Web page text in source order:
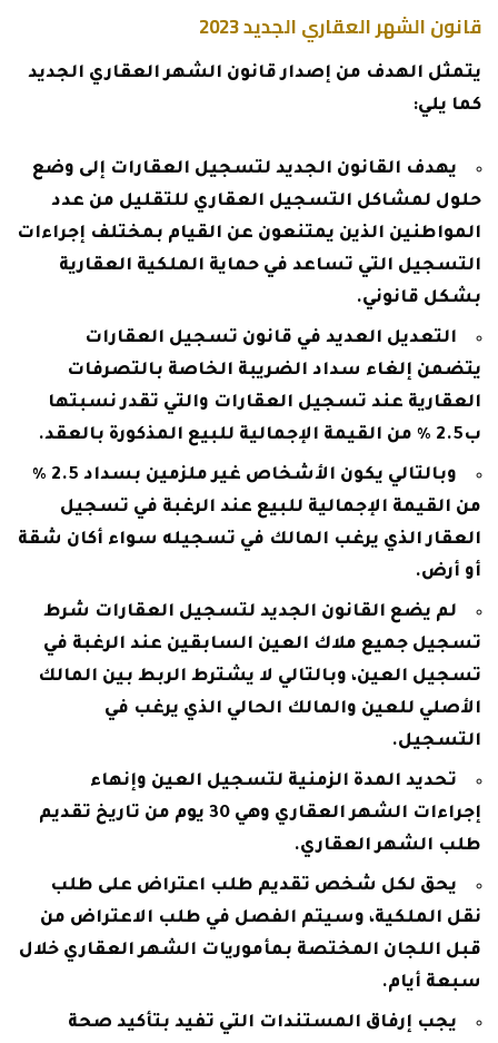
قانون الشهر العقاري الجديد 2023
يتمثل الهدف من إصدار قانون الشهر العقاري الجديد
كما يلي:
يهدف القانون الجديد لتسجيل العقارات إلى وضع
حلول لمشاكل التسجيل العقاري للتقليل من عدد
المواطنين الذين يمتنعون عن القيام بمختلف إجراءات
التسجيل التي تساعد في حماية الملكية العقارية
بشكل قانوني.
التعديل العديد في قانون تسجيل العقارات
يتضمن إلغاء سداد الضريبة الخاصة بالتصرفات
العقارية عند تسجيل العقارات والتي تقدر نسبتها
ب2.5 % من القيمة الإجمالية للبيع المذكورة بالعقد.
وبالتالي يكون الأشخاص غير ملزمين بسداد 2.5 %
من القيمة الإجمالية للبيع عند الرغبة في تسجيل
العقار الذي يرغب المالك في تسجيله سواء أكان شقة
أو أرض.
لم يضع القانون الجديد لتسجيل العقارات شرط
تسجيل جميع ملاك العين السابقين عند الرغبة في
تسجيل العين، وبالتالي لا يشترط الربط بين المالك
الأصلي للعين والمالك الحالي الذي يرغب في
التسجيل.
تحديد المدة الزمنية لتسجيل العين وإنهاء
إجراءات الشهر العقاري وهي 30 يوم من تاريخ تقديم
طلب الشهر العقاري.
يحق لكل شخص تقديم طلب اعتراض على طلب
نقل الملكية، وسيتم الفصل في طلب الاعتراض من
قبل اللجان المختصة بمأموريات الشهر العقاري خلال
سبعة أيام.
يجب إرفاق المستندات التي تفيد بتأكيد صحة